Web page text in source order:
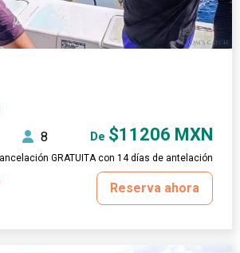
8 De $11206 MXN
GRATUITA con 14 días de antelación
Reserva ahora